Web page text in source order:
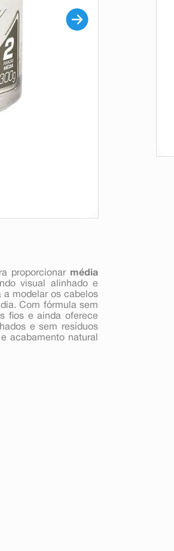
proporcionar média
visual alinhado e
a modelar os cabelos
Com fórmula sem
fios e ainda oferece
e sem resíduos
acabamento natural